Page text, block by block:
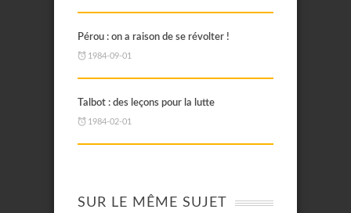
Pérou : on a raison de se révolter !
1984-09-01
Talbot : des leçons pour la lutte
1984-02-01
SUR LE MÊME SUJET